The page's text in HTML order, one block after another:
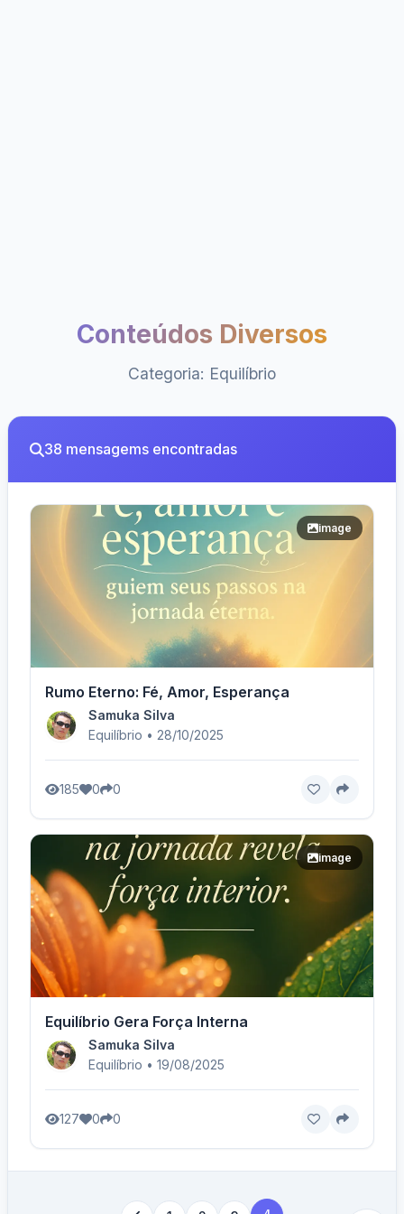
Conteúdos Diversos
Categoria: Equilíbrio
38 mensagems encontradas
image
Rumo Eterno: Fé, Amor, Esperança
Samuka Silva
Equilíbrio • 28/10/2025
185 0 0
image
Equilíbrio Gera Força Interna
Samuka Silva
Equilíbrio • 19/08/2025
127 0 0